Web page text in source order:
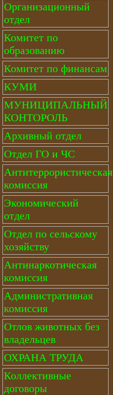
Организационный
отдел
Комитет по
образованию
Комитет по финансам
КУМИ
МУНИЦИПАЛЬНЫЙ
КОНТОРОЛЬ
Архивный отдел
Отдел ГО и ЧС
Антитеррористическая
комиссия
Экономический
отдел
Отдел по сельскому
хозяйству
Антинаркотическая
комиссия
Административная
комиссия
Отлов животных без
владельцев
ОХРАНА ТРУДА
Коллективные
договоры